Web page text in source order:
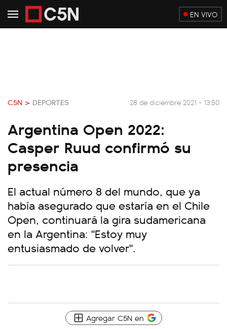
EN VIVO
C5N > DEPORTES 28 de diciembre 2021 - 13:50
Argentina Open 2022:
Casper Ruud confirmó su
presencia
El actual número 8 del mundo, que ya
había asegurado que estaría en el Chile
Open, continuará la gira sudamericana
en la Argentina: "Estoy muy
entusiasmado de volver".
Agregar C5N en